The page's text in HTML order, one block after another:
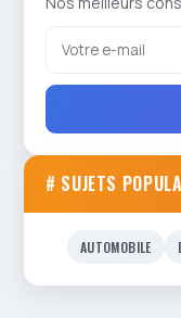
# SUJETS
AUTOMOBILE